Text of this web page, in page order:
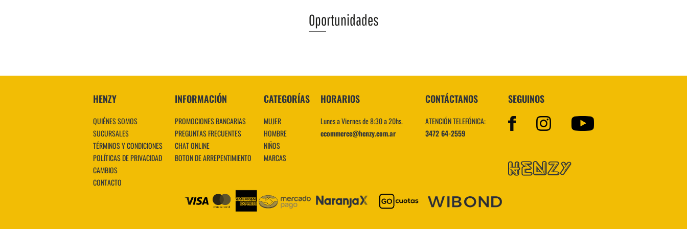
VER MÁS
Oportunidades
HENZY
QUIÉNES SOMOS
SUCURSALES
TÉRMINOS Y CONDICIONES
POLÍTICAS DE PRIVACIDAD
CAMBIOS
CONTACTO
INFORMACIÓN
PROMOCIONES BANCARIAS
PREGUNTAS FRECUENTES
CHAT ONLINE
BOTON DE ARREPENTIMIENTO
CATEGORÍAS
MUJER
HOMBRE
NIÑOS
MARCAS
HORARIOS
Lunes a Viernes de 8:30 a 20hs.
ecommerce@henzy.com.ar
CONTÁCTANOS
ATENCIÓN TELEFÓNICA:
3472 64-2559
SEGUINOS